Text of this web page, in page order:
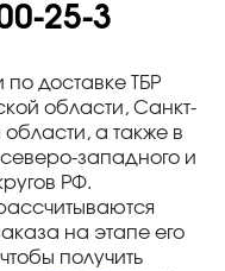
25-3
по доставке ТБР
области, Санкт-
а также в
западного и
РФ.
на этапе его
получить